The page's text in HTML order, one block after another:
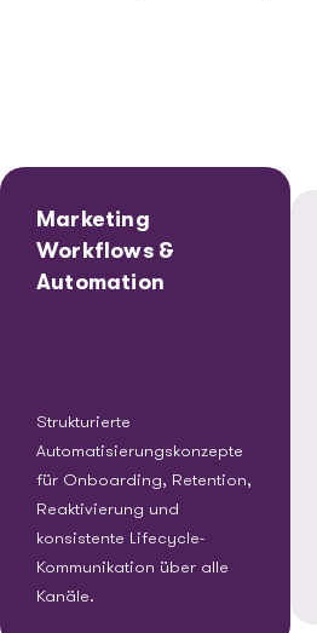
Marketing
Workflows &
Automation
Strukturierte
Automatisierungskonzepte
für Onboarding, Retention,
Reaktivierung und
konsistente Lifecycle-
Kommunikation über alle
Kanäle.